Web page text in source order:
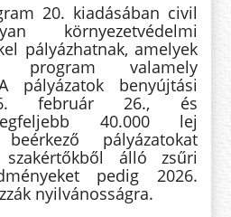
20. kiadásában civil
környezetvédelmi
pályázhatnak, amelyek
program valamely
pályázatok benyújtási
február 26., és
40.000 lej
pályázatokat
szakértőkből álló zsűri
pedig 2026.
nyilvánosságra.